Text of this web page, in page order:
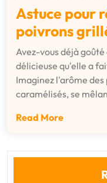
Astuce pour
poivrons
Avez-vous déjà
délicieuse qu'elle a
Imaginez l'arôme
caramélisés, se
Read More